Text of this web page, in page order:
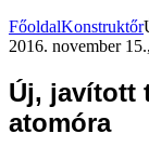
FőoldalKonstruktőr
2016. november
Új, javított
atomóra